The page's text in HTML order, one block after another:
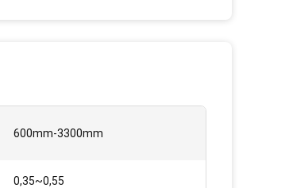
600mm-3300mm
0,35~0,55